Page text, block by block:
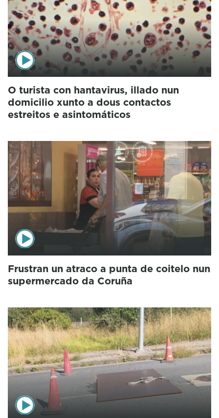
O turista con hantavirus, illado nun
domicilio xunto a dous contactos
estreitos e asintomáticos
Frustran un atraco a punta de coitelo nun
supermercado da Coruña